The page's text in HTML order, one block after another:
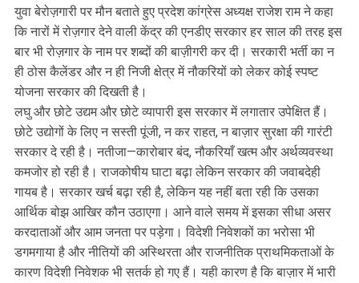
युवा बेरोज़गारी पर मौन बताते हुए प्रदेश कांग्रेस अध्यक्ष राजेश राम ने कहा
कि नारों में रोज़गार देने वाली केंद्र की एनडीए सरकार हर साल की तरह इस
बार भी रोज़गार के नाम पर शब्दों की बाज़ीगरी कर दी। सरकारी भर्ती का न
ही ठोस कैलेंडर और न ही निजी क्षेत्र में नौकरियों को लेकर कोई स्पष्ट
योजना सरकार की दिखती है।
लघु और छोटे उद्यम और छोटे व्यापारी इस सरकार में लगातार उपेक्षित हैं।
छोटे उद्योगों के लिए न सस्ती पूंजी, न कर राहत, न बाज़ार सुरक्षा की गारंटी
सरकार दे रही है। नतीजा—कारोबार बंद, नौकरियाँ खत्म और अर्थव्यवस्था
कमजोर हो रही है। राजकोषीय घाटा बढ़ा लेकिन सरकार की जवाबदेही
गायब है। सरकार खर्च बढ़ा रही है, लेकिन यह नहीं बता रही कि उसका
आर्थिक बोझ आखिर कौन उठाएगा। आने वाले समय में इसका सीधा असर
करदाताओं और आम जनता पर पड़ेगा। विदेशी निवेशकों का भरोसा भी
डगमगाया है और नीतियों की अस्थिरता और राजनीतिक प्राथमिकताओं के
कारण विदेशी निवेशक भी सतर्क हो गए हैं। यही कारण है कि बाज़ार में भारी